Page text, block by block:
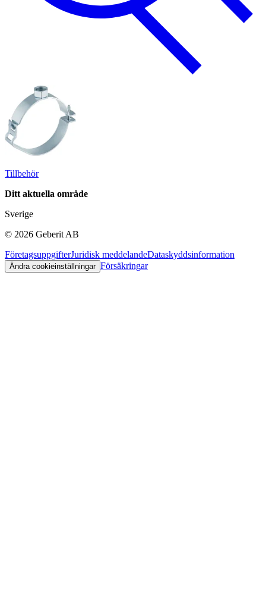
Tillbehör
Ditt aktuella område
Sverige
© 2026 Geberit AB
FöretagsuppgifterJuridisk meddelandeDataskyddsinformation
Ändra cookieinställningar Försäkringar